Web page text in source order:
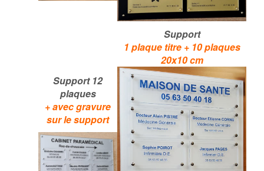
Support 12
plaques
+avec gravure
sur le support
Support
1 plaque titre + 10 plaques
20x10 cm